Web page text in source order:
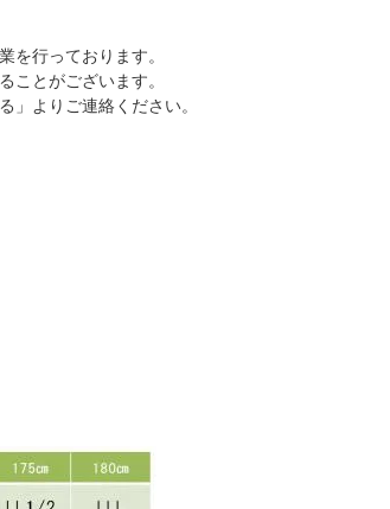
を行っております。
ことがございます。
」よりご連絡ください。